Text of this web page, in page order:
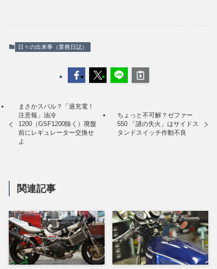
日々の出来事（業務日誌）
まさかスバル？「過充電！
注意報」油冷
1200（GSF1200除く）廃盤
前にレギュレーター交換せ
よ
ちょっと不可解？ゼファー
550 「謎の失火」はサイドス
タンドスイッチ作動不良
関連記事